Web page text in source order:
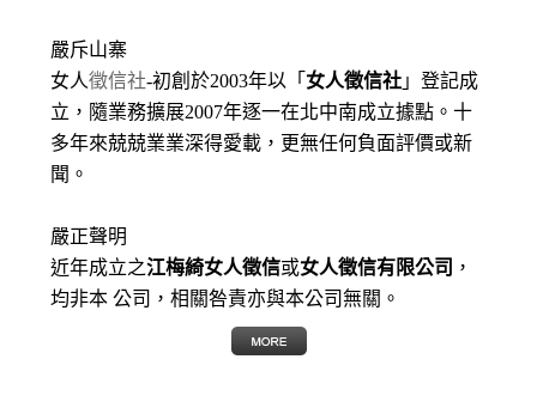
嚴斥山寨
女人徵信社-初創於2003年以「 女人徵信社 」登記成
立，隨業務擴展2007年逐一在北中南成立據點。十
多年來兢兢業業深得愛載，更無任何負面評價或新
聞。
嚴正聲明
近年成立之江梅綺女人徵信或女人徵信有限公司 ，
均非本 公司，相關咎責亦與本公司無關。